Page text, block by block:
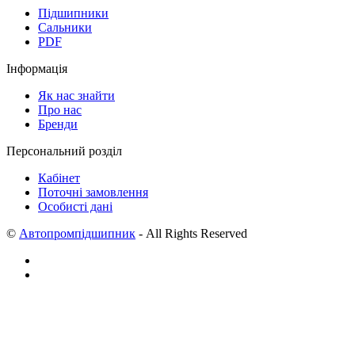
Підшипники
Сальники
PDF
Інформація
Як нас знайти
Про нас
Бренди
Персональний розділ
Кабінет
Поточні замовлення
Особисті дані
© Автопромпідшипник - All Rights Reserved